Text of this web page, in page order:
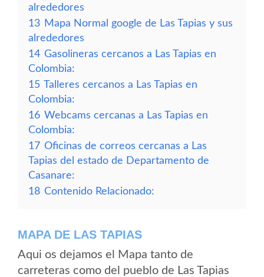
alrededores
13 Mapa Normal google de Las Tapias y sus
alrededores
14 Gasolineras cercanos a Las Tapias en
Colombia:
15 Talleres cercanos a Las Tapias en
Colombia:
16 Webcams cercanas a Las Tapias en
Colombia:
17 Oficinas de correos cercanas a Las
Tapias del estado de Departamento de
Casanare:
18 Contenido Relacionado:
MAPA DE LAS TAPIAS
Aqui os dejamos el Mapa tanto de
carreteras como del pueblo de Las Tapias